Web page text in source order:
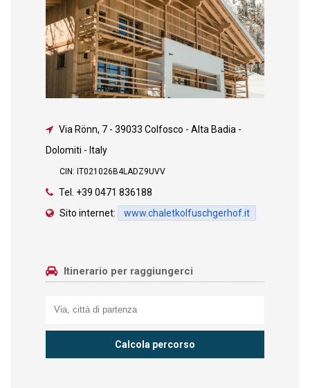
Via Rönn, 7- 39033 Colfosco - Alta Badia -
Dolomiti - Italy
CIN: IT021026B4LADZ9UVV
Tel. +39 0471 836188
Sito internet:
www.chaletkolfuschgerhof.it
Itinerario per raggiungerci